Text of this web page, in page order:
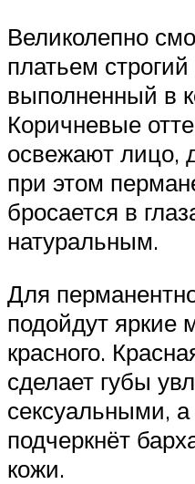
Великолепно
платьем
выполненный в
Коричневые
освежают лицо,
при этом
бросается в
натуральным.
Для
подойдут яркие
красного.
сделает губы
сексуальными,
подчеркнёт
кожи.